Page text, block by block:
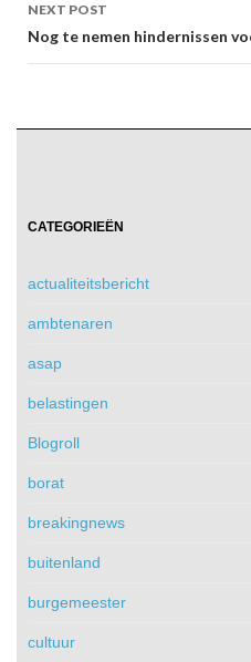
NEXT POST
Nog te nemen hindernissen
CATEGORIEËN
actualiteitsbericht
ambtenaren
asap
belastingen
Blogroll
borat
breakingnews
buitenland
burgemeester
cultuur